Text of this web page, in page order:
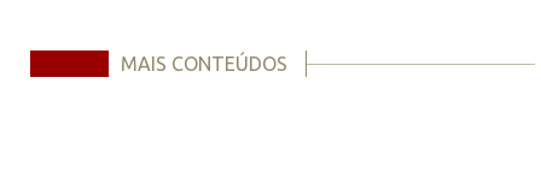
MAIS CONTEÚDOS